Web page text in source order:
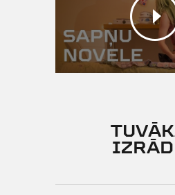
tiek ievērotas
tiesības atbilstoši